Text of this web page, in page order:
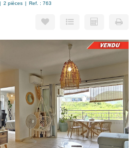
2 pièces Ref. : 763